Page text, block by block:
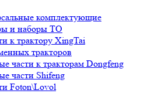
комплектующие
и наборы ТО
к трактору XingTai
тракторов
части к тракторам Dongfeng
части Shifeng
Foton\Lovol